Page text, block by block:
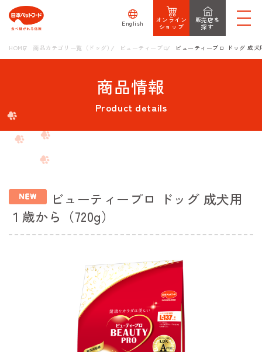
English
オンライン
ショップ
販売店を
探す
HOME 商品カテゴリ一覧（ドッグ） ビューティープロ ビューティープロ ドッグ 成犬
商品情報
Product details
ビューティープロ ドッグ 成犬用
１歳から（720g）